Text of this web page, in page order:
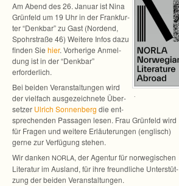
.
Am Abend des 26. Januar ist Nina
Grün­feld um 19 Uhr in der Frank­fur­
ter “Denk­bar” zu Gast (Nor­dend,
Spohr­straße 46) Wei­tere Infos dazu
fin­den Sie hier. Vor­he­rige Anmel­
dung ist in der “Denk­bar”
erforderlich.
Bei bei­den Ver­an­stal­tun­gen wird
der viel­fach aus­ge­zeich­nete Über­
set­zer Ulrich Son­nen­berg die ent­
spre­chen­den Pas­sa­gen lesen. Frau Grün­feld wird
für Fra­gen und wei­tere Erläu­te­run­gen (eng­lisch)
gerne zur Ver­fü­gung stehen.
Wir dan­ken NORLA, der Agen­tur für nor­we­gi­schen
Lite­ra­tur im Aus­land, für ihre freund­li­che Unter­stüt­
zung der bei­den Veranstaltungen.